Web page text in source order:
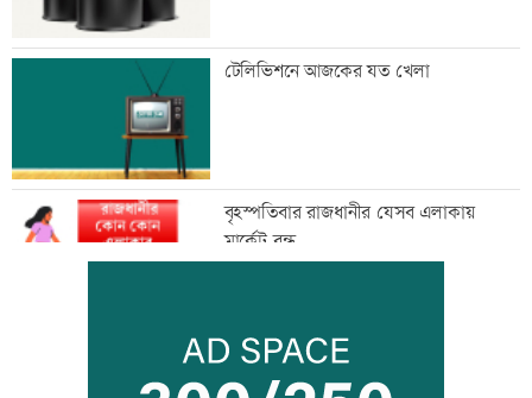
টেলিভিশনে আজকের যত খেলা
বৃহস্পতিবার রাজধানীর যেসব এলাকায়
মার্কেট বন্ধ
যুদ্ধ নয়, ইরানের সঙ্গে সমঝোতায় আগ্রহী
ট্রাম্প